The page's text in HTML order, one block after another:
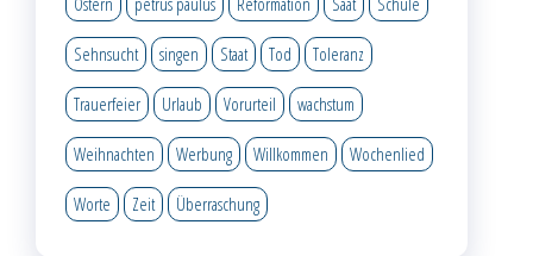
Sehnsucht singen Staat Tod Toleranz
Trauerfeier Urlaub Vorurteil wachstum
Weihnachten Werbung Willkommen Wochenlied
Worte Zeit Überraschung